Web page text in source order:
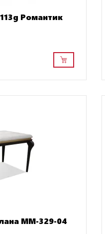
Романтик
ММ-329-04